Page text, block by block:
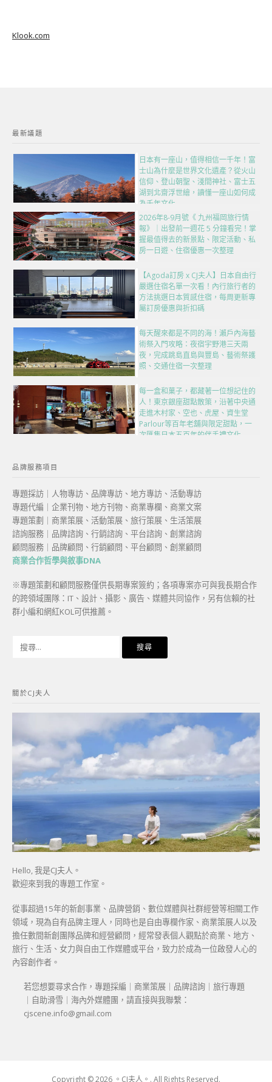
Klook.com
最新議題
日本有一座山，值得相信一千年！富
士山為什麼是世界文化遺產？從火山
信仰、登山朝聖、淺間神社、富士五
湖到北齋浮世繪，讀懂一座山如何成
為千年文化
2026年8-9月號《 九州福岡旅行情
報》｜出發前一週花 5 分鐘看完！掌
握最值得去的新景點、限定活動、私
房一日遊、住宿優惠一次整理
【Agoda訂房 x CJ夫人】日本自由行
嚴選住宿名單一次看！內行旅行者的
方法挑選日本質感住宿，每周更新專
屬訂房優惠與折扣碼
每天醒來都是不同的海！瀨戶內海藝
術祭入門攻略：夜宿宇野港三天兩
夜，完成跳島直島與豐島、藝術祭護
照、交通住宿一次整理
每一盒和菓子，都藏著一位想記住的
人！東京銀座甜點散策，沿著中央通
走進木村家、空也、虎屋、資生堂
Parlour等百年老舖與限定甜點，一
次匯集日本五百年的伴手禮文化
品牌服務項目
專題採訪｜人物專訪、品牌專訪、地方專訪、活動專訪
專題代編｜企業刊物、地方刊物、商業專欄、商業文案
專題策劃｜商業策展、活動策展、旅行策展、生活策展
諮詢服務｜品牌諮詢、行銷諮詢、平台諮詢、創業諮詢
顧問服務｜品牌顧問、行銷顧問、平台顧問、創業顧問
商業合作哲學與敘事DNA
※專題策劃和顧問服務僅供長期專案簽約；各項專案亦可與我長期合作
的跨領域團隊：IT、設計、攝影、廣告、媒體共同協作，另有信賴的社
群小編和網紅KOL可供推薦。
字:
關於CJ夫人
Hello, 我是CJ夫人。
歡迎來到我的專題工作室。
從事超過15年的新創事業、品牌營銷、數位媒體與社群經營等相關工作
領域，現為自有品牌主理人，同時也是自由專欄作家、商業策展人以及
擔任數間新創團隊品牌和經營顧問，經常發表個人觀點於商業、地方、
旅行、生活、女力與自由工作媒體或平台，致力於成為一位啟發人心的
內容創作者。
若您想要尋求合作，專題採編｜商業策展｜品牌諮詢｜旅行專題
｜自助滑雪｜海內外媒體團，請直接與我聯繫：
cjscene.info@gmail.com
Copyright © 2026 。CJ夫人。. All Rights Reserved.